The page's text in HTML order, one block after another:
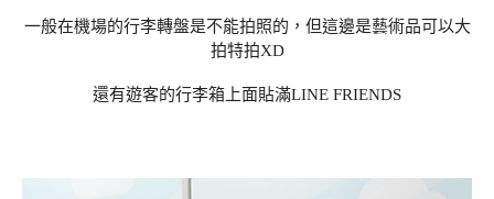
一般在機場的行李轉盤是不能拍照的，但這邊是藝術品可以大
拍特拍XD
還有遊客的行李箱上面貼滿LINE FRIENDS